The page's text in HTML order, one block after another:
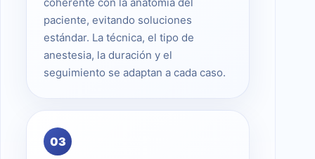
coherente con la anatomía del
paciente, evitando soluciones
estándar. La técnica, el tipo de
anestesia, la duración y el
seguimiento se adaptan a cada caso.
03